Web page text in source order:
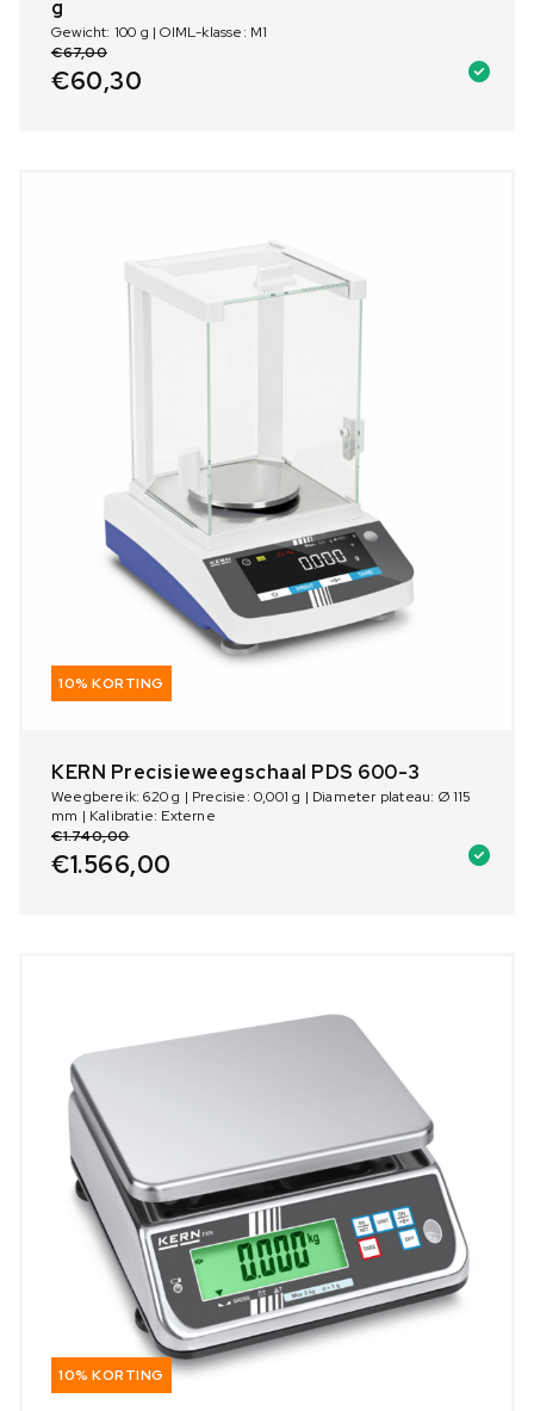
g
Gewicht: 100 g | OIML-klasse: M1
€67,00
€60,30
10% KORTING
KERN Precisieweegschaal PDS 600-3
Weegbereik: 620 g | Precisie: 0,001 g | Diameter plateau: Ø 115
mm | Kalibratie: Externe
€1.740,00
€1.566,00
10% KORTING